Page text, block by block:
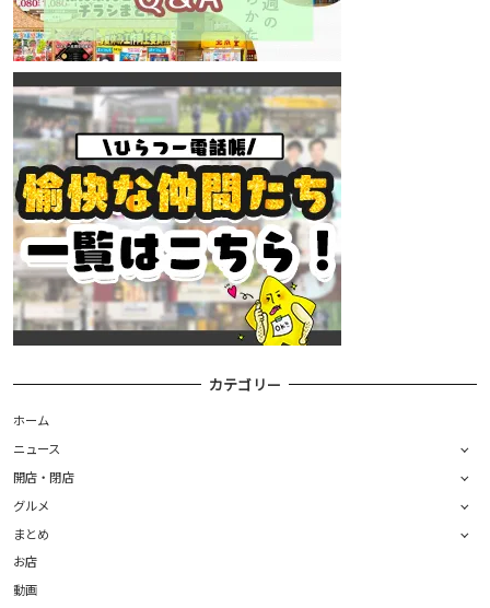
カテゴリー
ホーム
ニュース
開店・閉店
グルメ
まとめ
お店
動画